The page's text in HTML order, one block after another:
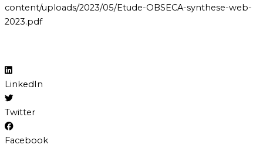
content/uploads/2023/05/Etude-OBSECA-synthese-web-
2023.pdf
LinkedIn
Twitter
Facebook